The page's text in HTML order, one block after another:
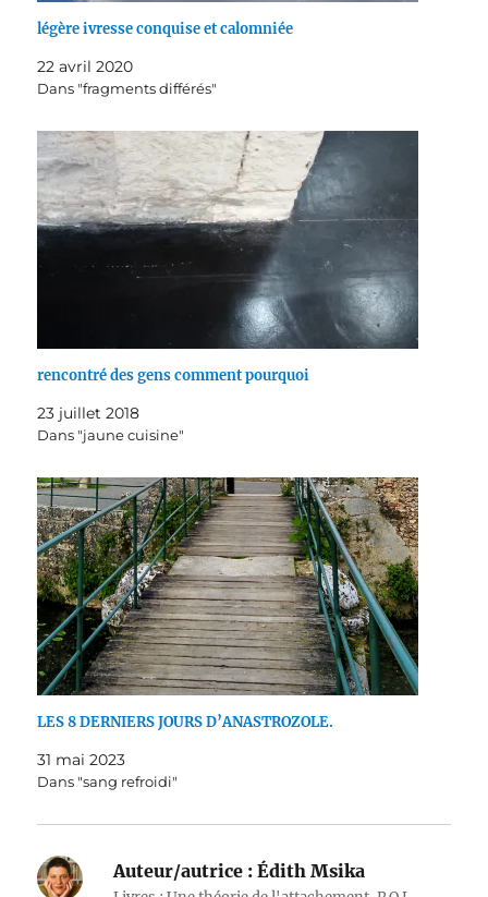
légère ivresse conquise et calomniée
22 avril 2020
Dans "fragments différés"
rencontré des gens comment pourquoi
23 juillet 2018
Dans "jaune cuisine"
LES 8 DERNIERS JOURS D’ANASTROZOLE.
31 mai 2023
Dans "sang refroidi"
Auteur/autrice : Édith Msika